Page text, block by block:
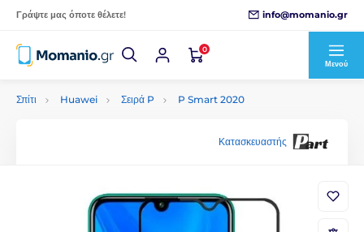
Γράψτε μας όποτε θέλετε! info@momanio.gr
0
Μενού
Σπίτι Huawei Σειρά P P Smart 2020
Κατασκευαστής